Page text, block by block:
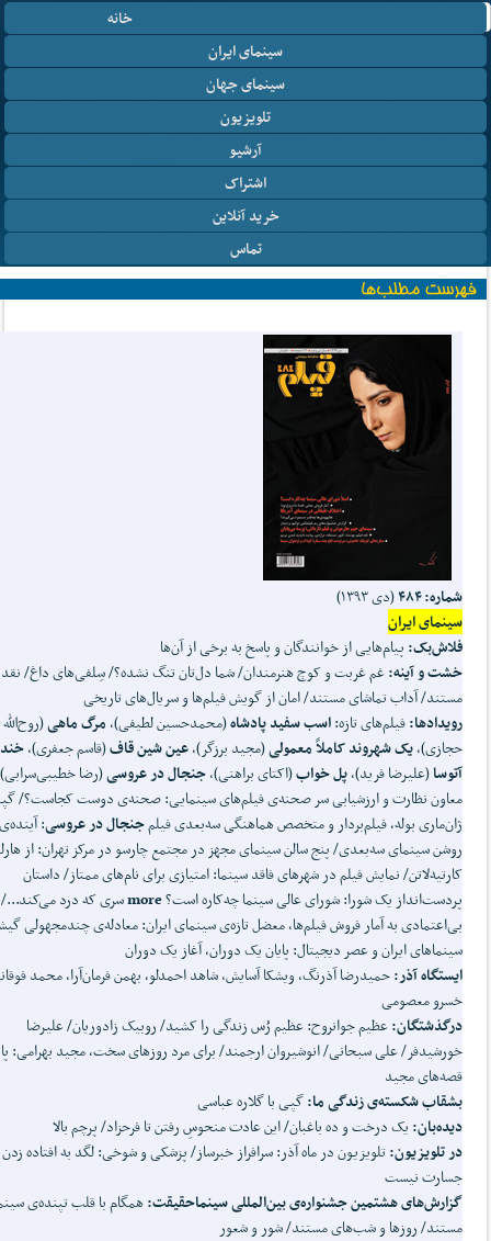
خانه
سینمای ایران
سینمای جهان
تلویزیون
آرشیو
اشتراک
خرید آنلاین
تماس
شماره: ۴۸۴
(دی ۱۳۹۳)
سینمای ایران
فلاشبک: پیام‌هایی از خوانندگان و پاسخ به برخی از آن‌ها
خشت و آینه:غم غربت و کوچ هنرمندان/ شما دل‌تان تنگ نشده؟/ سِلفی‌های داغ/
مستند/ آداب تماشای مستند/ امان از گویش فیلم‌ها و سریال‌های تاریخی
رویدادها:فیلم‌های تازه:اسب سفید پادشاه(محمدحسین لطیفی)، مرگ ماهی(روح‌الله
حجازی)،یک شهروند کاملاً معمولی(مجید برزگر)،عین شین قاف(قاسم جعفری)،
آتوسا(علیرضا فرید)،پل خواب(اکتای براهنی)،جنجال در عروسی(رضا
معاون نظارت و ارزشیابی سر صحنه‌ی فیلم‌های سینمایی: صحنه‌ی دوست کجاست؟/
ژان‌ماری بوله، فیلم‌بردار و متخصص هماهنگی سه‌بعدی فیلمجنجال در عروسی:
روشن سینمای سه‌بعدی/ پنج سالن سینمای مجهز در مجتمع چارسو در مرکز تهران: از
کارتیه‌لاتن/ نمایش فیلم در شهرهای فاقد سینما: امتیازی برای نام‌های ممتاز/ داستان
پردست‌انداز یک شورا: شورای عالی سینما چه‌کاره است؟moreسری که درد می‌کند.../
بی‌اعتمادی به آمار فروش فیلم‌ها، معضل تازه‌ی سینمای ایران: معادله‌ی چندمجهولی
سینماهای ایران و عصر دیجیتال: پایان یک دوران، آغاز یک دوران
ایستگاه آذر:حمیدرضا آذرنگ، ویشکا آسایش، شاهد احمدلو، بهمن فرمان‌آرا، محمد
خسرو معصومی
درگذشتگان:عظیم جوانروح: عظیم رُس زندگی را کشید/ روبیک زادوریان/ علیرضا
خورشیدفر/ علی سبحانی/ انوشیروان ارجمند/ برای مرد روزهای سخت، مجید بهرامی:
قصه‌های مجید
بشقاب شکسته‌ی زندگی ما:گپی با گلاره عباسی
دیدهبان: یک درخت و ده باغبان/ این عادت منحوسِ رفتن تا فرحزاد/ پرچم بالا
در تلویزیون:تلویزیون در ماه آذر: سرافراز خبرساز/ پزشکی و شوخی: لگد به افتاده
جسارت نیست
گزارشهای هشتمین جشنواره‌ی بینالمللی سینماحقیقت:همگام با قلب تپنده‌ی
مستند/ روزها و شب‌های مستند/ شور و شعور